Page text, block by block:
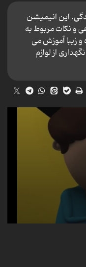
این انیمیشن
و نکات مربوط به
و زیبا آموزش می
از لوازم
0